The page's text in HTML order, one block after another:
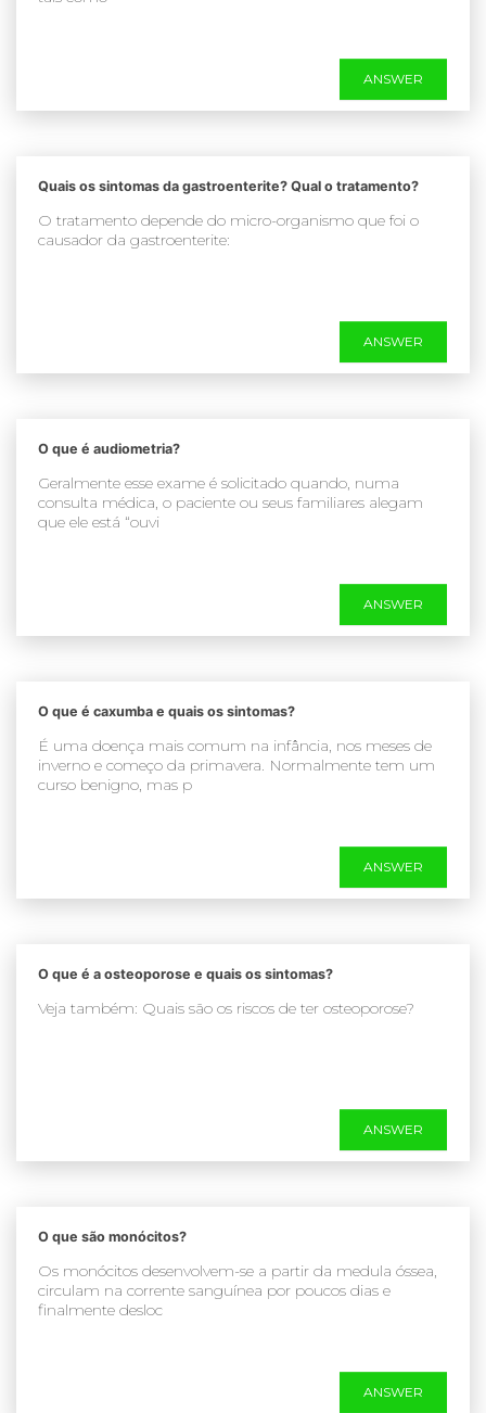
ANSWER
Quais os sintomas da gastroenterite? Qual o tratamento?
O tratamento depende do micro-organismo que foi o
causador da gastroenterite:
ANSWER
O que é audiometria?
Geralmente esse exame é solicitado quando, numa
consulta médica, o paciente ou seus familiares alegam
que ele está “ouvi
ANSWER
O que é caxumba e quais os sintomas?
É uma doença mais comum na infância, nos meses de
inverno e começo da primavera. Normalmente tem um
curso benigno, mas p
ANSWER
O que é a osteoporose e quais os sintomas?
Veja também: Quais são os riscos de ter osteoporose?
ANSWER
O que são monócitos?
Os monócitos desenvolvem-se a partir da medula óssea,
circulam na corrente sanguínea por poucos dias e
finalmente desloc
ANSWER